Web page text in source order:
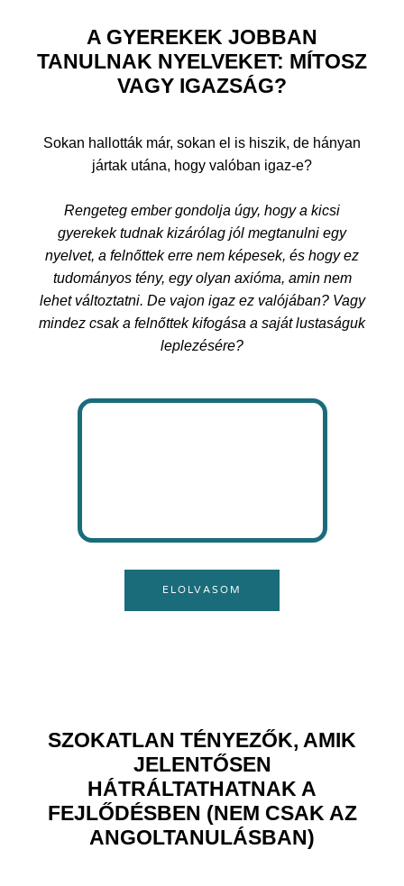
A GYEREKEK JOBBAN
TANULNAK NYELVEKET: MÍTOSZ
VAGY IGAZSÁG?
Sokan hallották már, sokan el is hiszik, de hányan
jártak utána, hogy valóban igaz-e?
Rengeteg ember gondolja úgy, hogy a kicsi
gyerekek tudnak kizárólag jól megtanulni egy
nyelvet, a felnőttek erre nem képesek, és hogy ez
tudományos tény, egy olyan axióma, amin nem
lehet változtatni. De vajon igaz ez valójában? Vagy
mindez csak a felnőttek kifogása a saját lustaságuk
leplezésére?
ELOLVASOM
SZOKATLAN TÉNYEZŐK, AMIK
JELENTŐSEN
HÁTRÁLTATHATNAK A
FEJLŐDÉSBEN (NEM CSAK AZ
ANGOLTANULÁSBAN)